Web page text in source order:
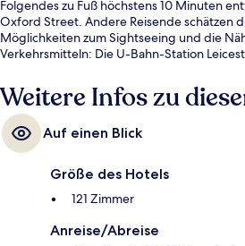
Folgendes zu Fuß höchstens 10 Minuten
Oxford Street. Andere Reisende schätzen
Möglichkeiten zum Sightseeing und die
Verkehrsmitteln: Die U-Bahn-Station
entfernt.
Weitere Infos zu
Auf einen Blick
Größe des Hotels
121 Zimmer
Anreise/Abreise